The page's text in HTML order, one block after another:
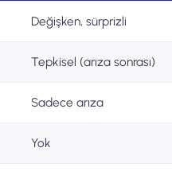
Değişken, sürprizli
Tepkisel (arıza sonrası)
Sadece arıza
Yok